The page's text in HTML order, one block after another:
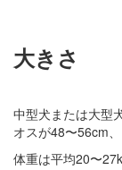
大きさ
中型犬または大型
オスが48〜56cm
体重は平均20〜